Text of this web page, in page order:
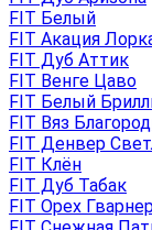
FIT Белый
FIT Акация
FIT Дуб Аттик
FIT Венге Цаво
FIT Белый
FIT Вяз
FIT Денвер
FIT Клён
FIT Дуб Табак
FIT Орех